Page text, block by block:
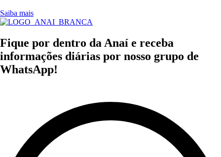
Saiba mais
Fique por dentro da Anaí e receba
informações diárias por nosso grupo de
WhatsApp!